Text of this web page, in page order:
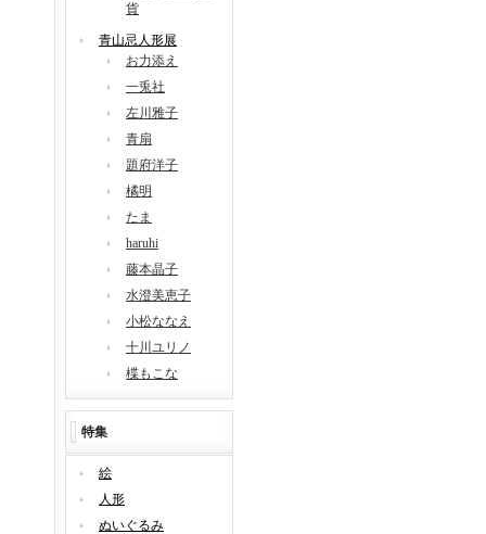
貨
青山忌人形展
お力添え
一兎社
左川雅子
青扇
題府洋子
橘明
たま
haruhi
藤本晶子
水澄美恵子
小松ななえ
十川ユリノ
楪もこな
特集
絵
人形
ぬいぐるみ